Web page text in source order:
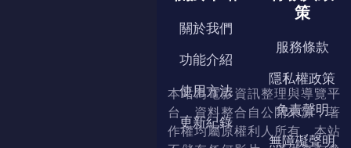
關於我們
功能介紹
使用方法
更新紀錄
策
服務條款
隱私權政策
免責聲明
無障礙聲明
本站為電影資訊整理與導覽平
台，資料整合自公開來源，著
作權均屬原權利人所有，本站